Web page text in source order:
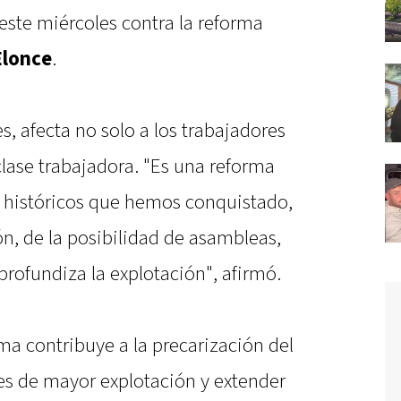
miércoles contra la reforma
.
afecta no solo a los trabajadores
trabajadora. "Es una reforma
que hemos conquistado,
de la posibilidad de asambleas,
la explotación", afirmó.
contribuye a la precarización del
de mayor explotación y extender